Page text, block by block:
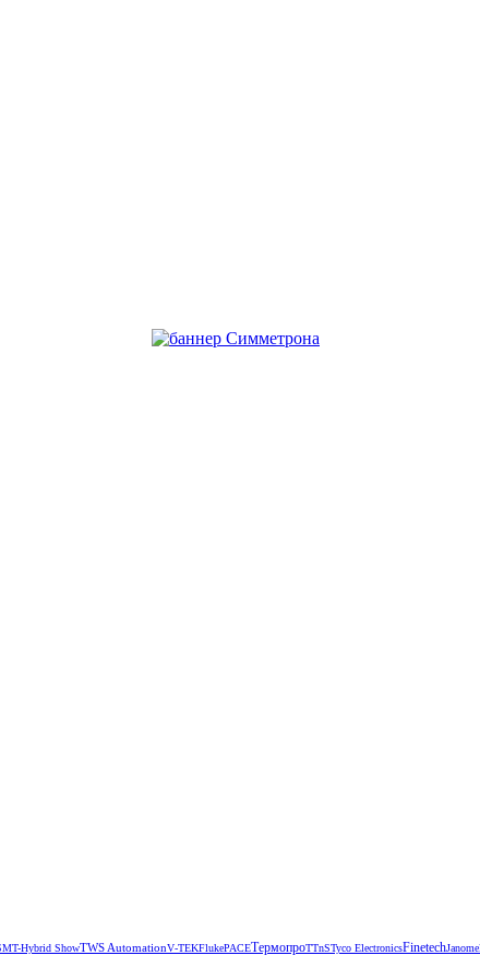
Hybrid ShowTWS AutomationV‑TEKFlukeРАСЕТермопроTTnSTyco ElectronicsFinetechJanome